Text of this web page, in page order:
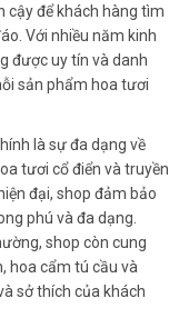
cậy để khách hàng tìm
Với nhiều năm kinh
được uy tín và danh
sản phẩm hoa tươi
là sự đa dạng về
tươi cổ điển và truyền
đại, shop đảm bảo
phú và đa dạng.
shop còn cung
hoa cẩm tú cầu và
sở thích của khách